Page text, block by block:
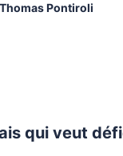
Thomas Pontiroli
qui veut